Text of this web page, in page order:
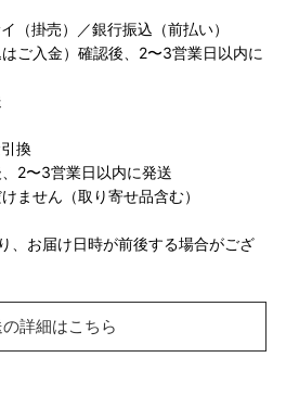
（掛売）／銀行振込（前払い）
ご入金）確認後、2〜3営業日以内に
換
2〜3営業日以内に発送
ません（取り寄せ品含む）
、お届け日時が前後する場合がござ
詳細はこちら